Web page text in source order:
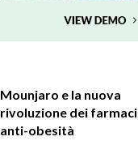
Mounjaro e la nuova
rivoluzione dei farmaci
anti-obesità